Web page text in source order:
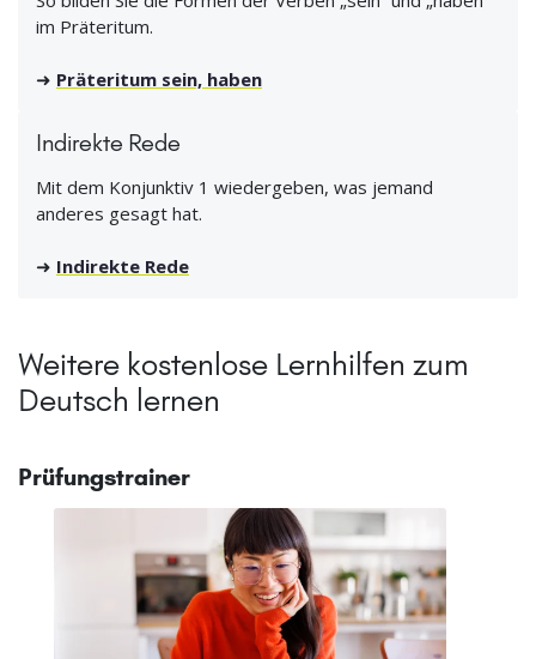
im Präteritum.
➜ Präteritum sein, haben
Indirekte Rede
Mit dem Konjunktiv 1 wiedergeben, was jemand
anderes gesagt hat.
➜ Indirekte Rede
Weitere kostenlose Lernhilfen zum
Deutsch lernen
Prüfungstrainer